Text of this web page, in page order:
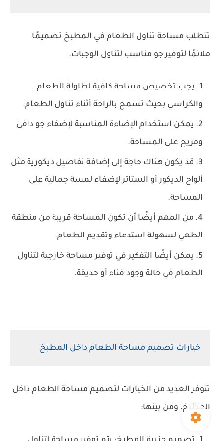
تتطلب مساحة تناول الطعام في المطبخ تصميمًا
ملائمًا لتوفير جو مناسب لتناول الوجبات.
يجب تخصيص مساحة كافية لطاولة الطعام
والكراسي بحيث تسمح بالراحة أثناء تناول الطعام.
يمكن استخدام الإضاءة المناسبة لإضفاء جو دافئ
ومريح على المساحة.
قد يكون هناك حاجة إلى إضافة تفاصيل ديكورية مثل
ألواح الديكور أو الستائر لإضفاء لمسة جمالية على
المساحة.
من المهم أيضًا أن تكون المساحة قريبة من منطقة
الطهي لسهولة استدعاء وتقديم الطعام.
يمكن أيضًا التفكير في توفير مساحة خارجية لتناول
الطعام في حالة وجود فناء أو حديقة.
خيارات تصميم مساحة الطعام داخل المطبخ
تتوفر العديد من الخيارات لتصميم مساحة الطعام داخل
المطبخ، ومن بينها: